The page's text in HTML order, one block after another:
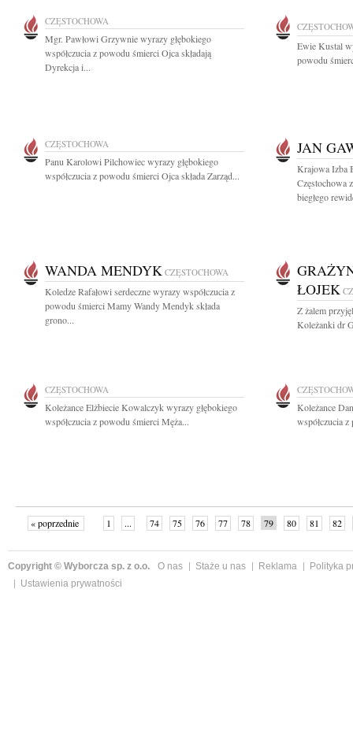
CZĘSTOCHOWA
Mgr. Pawłowi Grzywnie wyrazy głębokiego
współczucia z powodu śmierci Ojca składają
Dyrekcja i...
Ewie Kustal
powodu
CZĘSTOCHOWA
Panu Karolowi Pilchowiec wyrazy głębokiego
współczucia z powodu śmierci Ojca składa Zarząd...
JAN
Krajowa Izba
Częstochowa
biegłego
WANDA MENDYK CZĘSTOCHOWA
Koledze Rafałowi serdeczne wyrazy współczucia z
powodu śmierci Mamy Wandy Mendyk składa
grono...
ŁOJEK
Z żalem
Koleżanki dr
CZĘSTOCHOWA
Koleżance Elżbiecie Kowalczyk wyrazy głębokiego
współczucia z powodu śmierci Męża...
Koleżance
współczucia
« poprzednie 1 ... 74 75 76 77 78 79 80 81
82
Copyright © Wyborcza sp. z o.o. O nas Staże u nas Reklama
Polityka
Ustawienia prywatności